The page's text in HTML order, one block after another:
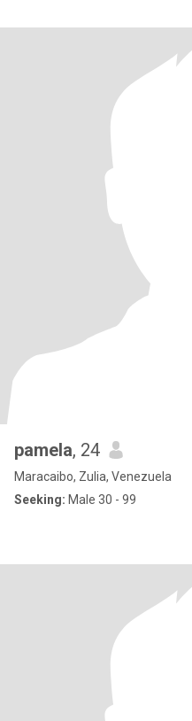
pamela, 24
Maracaibo, Zulia, Venezuela
Seeking: Male 30 - 99